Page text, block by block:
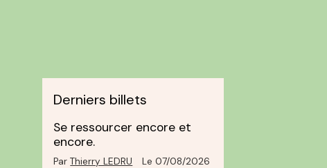
Derniers billets
Se ressourcer encore et
encore.
ParThierry LEDRU Le 07/08/2026